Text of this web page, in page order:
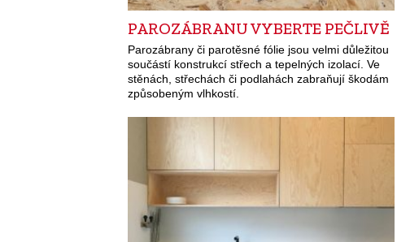
PAROZÁBRANU VYBERTE PEČLIVĚ
Parozábrany či parotěsné fólie jsou velmi důležitou
součástí konstrukcí střech a tepelných izolací. Ve
stěnách, střechách či podlahách zabraňují škodám
způsobeným vlhkostí.